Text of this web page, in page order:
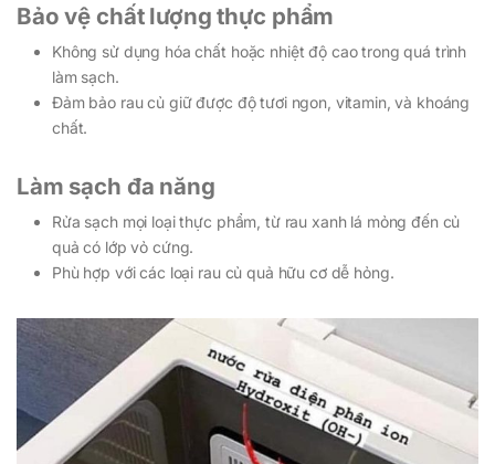
Bảo vệ chất lượng thực phẩm
Không sử dụng hóa chất hoặc nhiệt độ cao trong quá trình
làm sạch.
Đảm bảo rau củ giữ được độ tươi ngon, vitamin, và khoáng
chất.
Làm sạch đa năng
Rửa sạch mọi loại thực phẩm, từ rau xanh lá mỏng đến củ
quả có lớp vỏ cứng.
Phù hợp với các loại rau củ quả hữu cơ dễ hỏng.